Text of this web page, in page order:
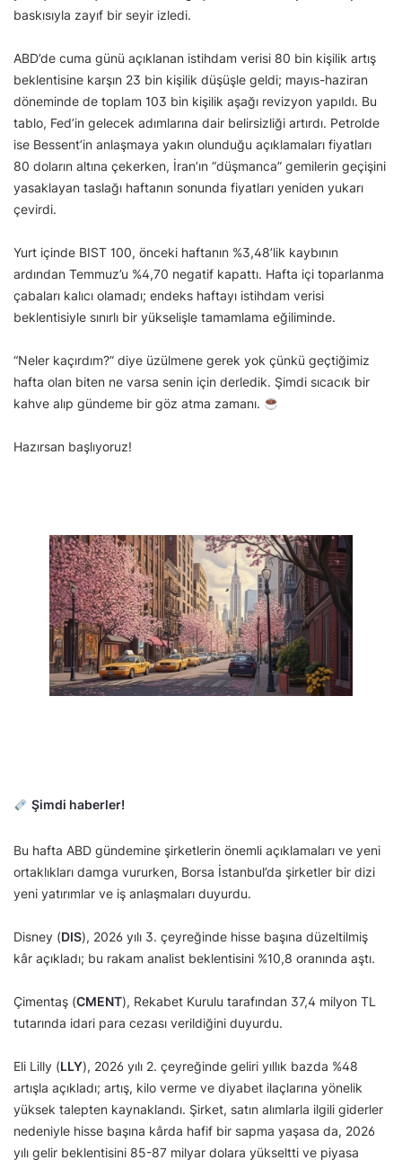
baskısıyla zayıf bir seyir izledi.
ABD’de cuma günü açıklanan istihdam verisi 80 bin kişilik artış
beklentisine karşın 23 bin kişilik düşüşle geldi; mayıs-haziran
döneminde de toplam 103 bin kişilik aşağı revizyon yapıldı. Bu
tablo, Fed’in gelecek adımlarına dair belirsizliği artırdı. Petrolde
ise Bessent’in anlaşmaya yakın olunduğu açıklamaları fiyatları
80 doların altına çekerken, İran’ın “düşmanca” gemilerin geçişini
yasaklayan taslağı haftanın sonunda fiyatları yeniden yukarı
çevirdi.
Yurt içinde BIST 100, önceki haftanın %3,48’lik kaybının
ardından Temmuz’u %4,70 negatif kapattı. Hafta içi toparlanma
çabaları kalıcı olamadı; endeks haftayı istihdam verisi
beklentisiyle sınırlı bir yükselişle tamamlama eğiliminde.
“Neler kaçırdım?” diye üzülmene gerek yok çünkü geçtiğimiz
hafta olan biten ne varsa senin için derledik. Şimdi sıcacık bir
kahve alıp gündeme bir göz atma zamanı.
Hazırsan başlıyoruz!
Şimdi haberler!
Bu hafta ABD gündemine şirketlerin önemli açıklamaları ve yeni
ortaklıkları damga vururken, Borsa İstanbul’da şirketler bir dizi
yeni yatırımlar ve iş anlaşmaları duyurdu.
Disney (DIS), 2026 yılı 3. çeyreğinde hisse başına düzeltilmiş
kâr açıkladı; bu rakam analist beklentisini %10,8 oranında aştı.
Çimentaş (CMENT), Rekabet Kurulu tarafından 37,4 milyon TL
tutarında idari para cezası verildiğini duyurdu.
Eli Lilly (LLY), 2026 yılı 2. çeyreğinde geliri yıllık bazda %48
artışla açıkladı; artış, kilo verme ve diyabet ilaçlarına yönelik
yüksek talepten kaynaklandı. Şirket, satın alımlarla ilgili giderler
nedeniyle hisse başına kârda hafif bir sapma yaşasa da, 2026
yılı gelir beklentisini 85-87 milyar dolara yükseltti ve piyasa